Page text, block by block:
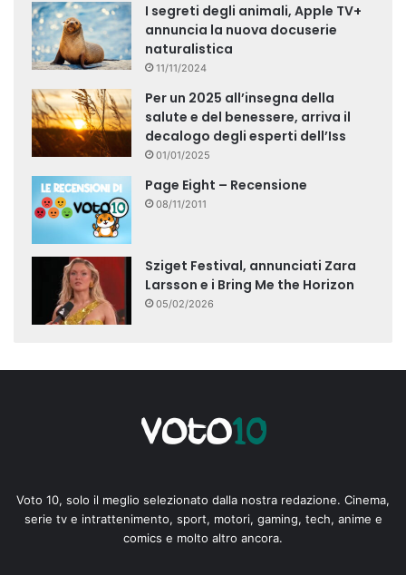
I segreti degli animali, Apple TV+
annuncia la nuova docuserie
naturalistica
11/11/2024
Per un 2025 all’insegna della
salute e del benessere, arriva il
decalogo degli esperti dell’Iss
01/01/2025
Page Eight – Recensione
08/11/2011
Sziget Festival, annunciati Zara
Larsson e i Bring Me the Horizon
05/02/2026
Voto 10, solo il meglio selezionato dalla nostra redazione. Cinema,
serie tv e intrattenimento, sport, motori, gaming, tech, anime e
comics e molto altro ancora.